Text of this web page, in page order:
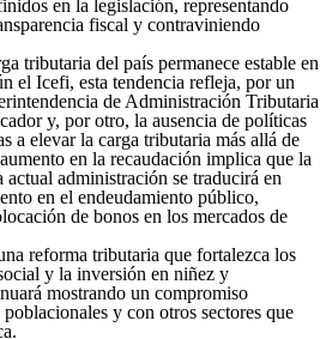
en la legislación, representando
fiscal y contraviniendo
tributaria del país permanece estable en
el Icefi, esta tendencia refleja, por un
de Administración Tributaria
y, por otro, la ausencia de políticas
a elevar la carga tributaria más allá de
en la recaudación implica que la
administración se traducirá en
en el endeudamiento público,
de bonos en los mercados de
reforma tributaria que fortalezca los
y la inversión en niñez y
mostrando un compromiso
y con otros sectores que